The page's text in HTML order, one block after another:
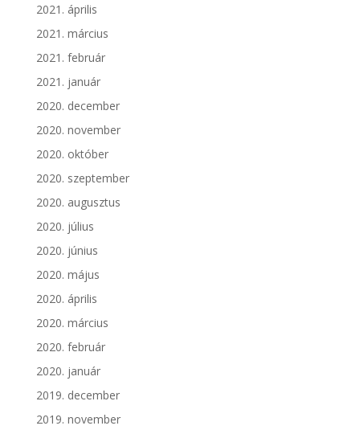
2021. április
2021. március
2021. február
2021. január
2020. december
2020. november
2020. október
2020. szeptember
2020. augusztus
2020. július
2020. június
2020. május
2020. április
2020. március
2020. február
2020. január
2019. december
2019. november